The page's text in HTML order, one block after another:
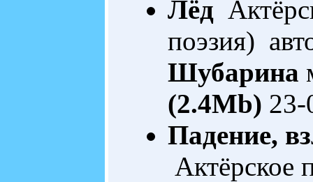
Лёд
поэзия)
Шубарина
(2.4Mb) 23-
Падение,
Актёрское